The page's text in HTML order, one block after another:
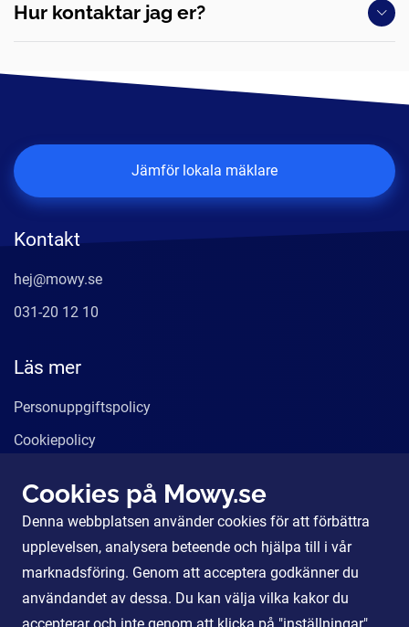
Hur kontaktar jag er?
Kontakt
hej@mowy.se
031-20 12 10
Läs mer
Personuppgiftspolicy
Cookiepolicy
Våra tjänster
För Partners
Jämför lokala mäklare
Cookies på Mowy.se
Denna webbplatsen använder cookies för att förbättra
upplevelsen, analysera beteende och hjälpa till i vår
marknadsföring. Genom att acceptera godkänner du
användandet av dessa. Du kan välja vilka kakor du